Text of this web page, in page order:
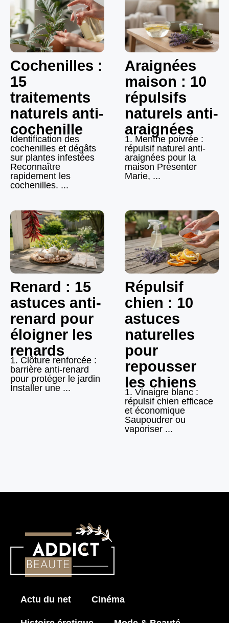
Cochenilles :
15
traitements
naturels anti-
cochenille
Identification des
cochenilles et dégâts
sur plantes infestées
Reconnaître
rapidement les
cochenilles. ...
Araignées
maison : 10
répulsifs
naturels anti-
araignées
1. Menthe poivrée :
répulsif naturel anti-
araignées pour la
maison Présenter
Marie, ...
Renard : 15
astuces anti-
renard pour
éloigner les
renards
1. Clôture renforcée :
barrière anti-renard
pour protéger le jardin
Installer une ...
Répulsif
chien : 10
astuces
naturelles
pour
repousser
les chiens
1. Vinaigre blanc :
répulsif chien efficace
et économique
Saupoudrer ou
vaporiser ...
Actu du net Cinéma